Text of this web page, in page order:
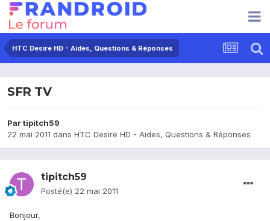
HTC Desire HD - Aides, Questions & Réponses
SFR TV
Partipitch59
22 mai 2011 dans HTC Desire HD - Aides, Questions & Réponses
tipitch59
Posté(e) 22 mai 2011
Bonjour,